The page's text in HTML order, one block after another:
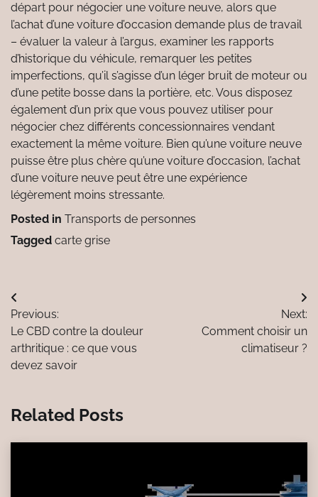
départ pour négocier une voiture neuve, alors que
l’achat d’une voiture d’occasion demande plus de travail
– évaluer la valeur à l’argus, examiner les rapports
d’historique du véhicule, remarquer les petites
imperfections, qu’il s’agisse d’un léger bruit de moteur ou
d’une petite bosse dans la portière, etc. Vous disposez
également d’un prix que vous pouvez utiliser pour
négocier chez différents concessionnaires vendant
exactement la même voiture. Bien qu’une voiture neuve
puisse être plus chère qu’une voiture d’occasion, l’achat
d’une voiture neuve peut être une expérience
légèrement moins stressante.
Posted in Transports de personnes
Tagged carte grise
Navigation
de
l’article
Previous:
Le CBD contre la douleur
arthritique : ce que vous
devez savoir
Next:
Comment choisir un
climatiseur ?
Related Posts